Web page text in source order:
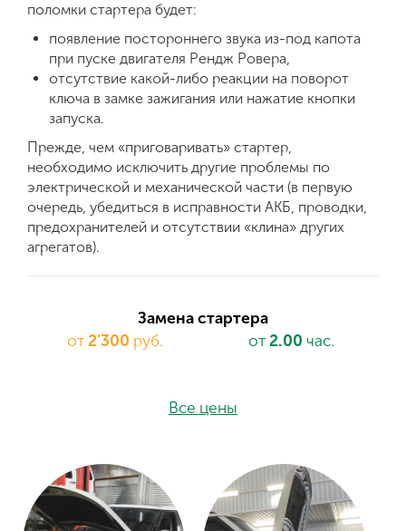
поломки стартера будет:
появление постороннего звука из-под капота
при пуске двигателя Рендж Ровера,
отсутствие какой-либо реакции на поворот
ключа в замке зажигания или нажатие кнопки
запуска.
Прежде, чем «приговаривать» стартер,
необходимо исключить другие проблемы по
электрической и механической части (в первую
очередь, убедиться в исправности АКБ, проводки,
предохранителей и отсутствии «клина» других
агрегатов).
Замена стартера
от 2'300 руб. от 2.00 час.
Все цены